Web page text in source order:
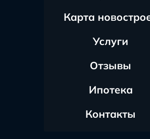
Карта
Услуги
Отзывы
Ипотека
Контакты